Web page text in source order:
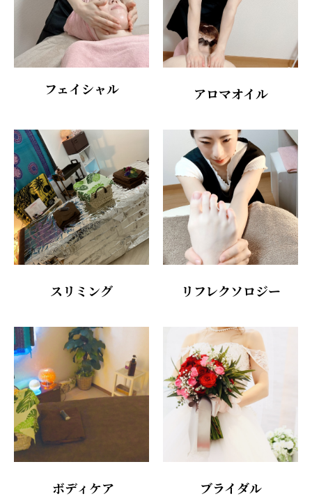
フェイシャル アロマオイル
スリミング リフレクソロジー
ボディケア
ブライダル